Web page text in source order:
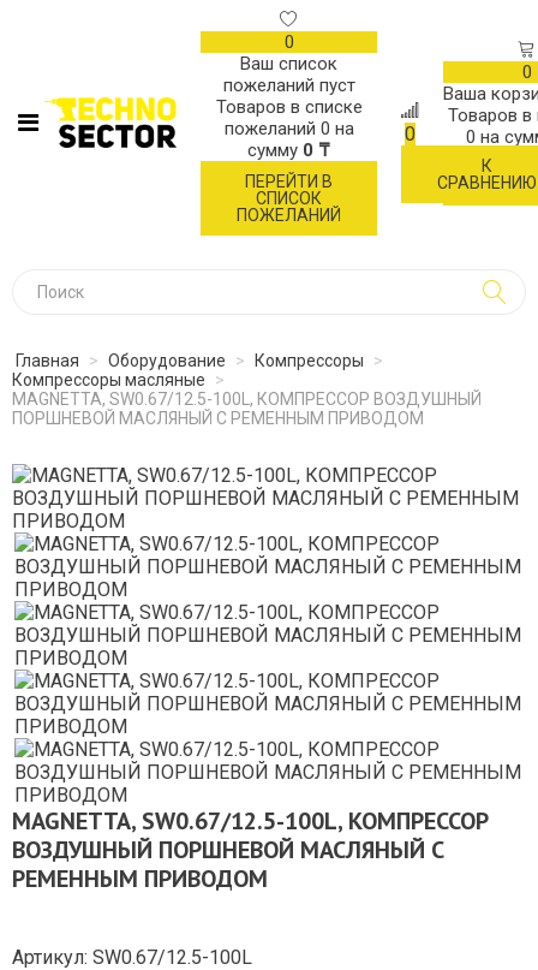
0
Ваш список
пожеланий пуст
Товаров в списке
пожеланий 0 на
сумму 0 ₸
ПЕРЕЙТИ В
СПИСОК
ПОЖЕЛАНИЙ
0
К
СРАВНЕНИЮ
0
Ваша
Товаров в
0 на
Главная > Оборудование > Компрессоры
>
Компрессоры масляные
>
MAGNETTA, SW0.67/12.5-100L, КОМПРЕССОР ВОЗДУШНЫЙ
ПОРШНЕВОЙ МАСЛЯНЫЙ С РЕМЕННЫМ ПРИВОДОМ
MAGNETTA, SW0.67/12.5-100L, КОМПРЕССОР
ВОЗДУШНЫЙ ПОРШНЕВОЙ МАСЛЯНЫЙ С
РЕМЕННЫМ ПРИВОДОМ
Артикул: SW0.67/12.5-100L